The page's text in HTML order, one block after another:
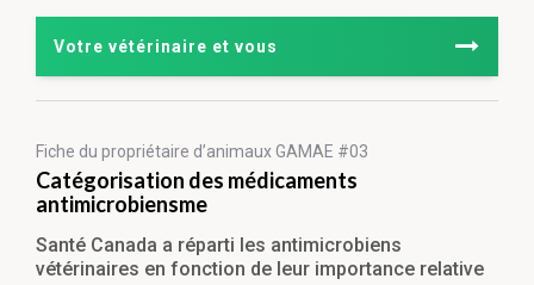
Votre vétérinaire et vous
Fiche du propriétaire d’animaux GAMAE #03
Catégorisation des médicaments
antimicrobiensme
Santé Canada a réparti les antimicrobiens
vétérinaires en fonction de leur importance relative